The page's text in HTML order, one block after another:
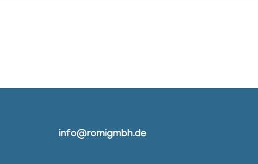
info@romigmbh.de